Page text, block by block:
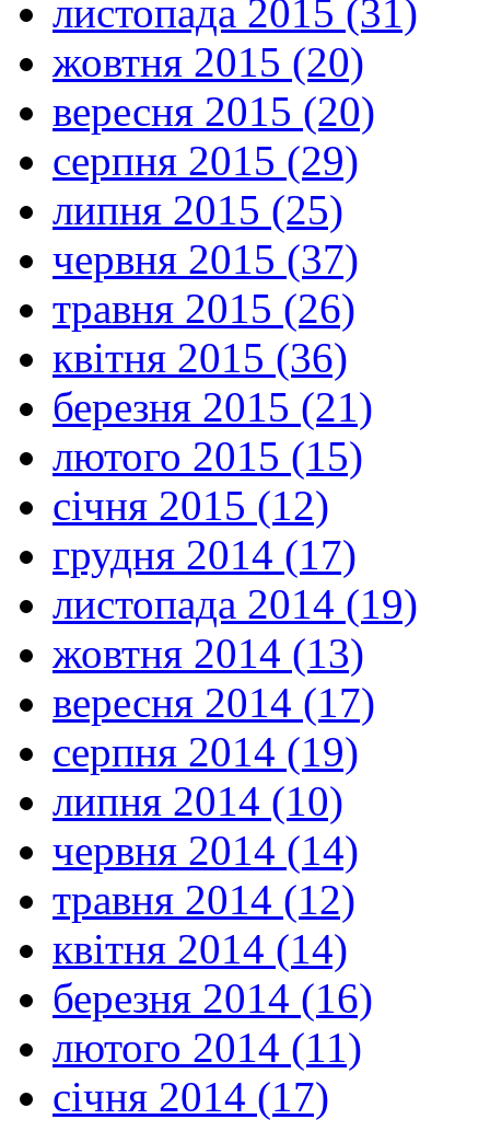
листопада 2015 (31)
жовтня 2015 (20)
вересня 2015 (20)
серпня 2015 (29)
липня 2015 (25)
червня 2015 (37)
травня 2015 (26)
квітня 2015 (36)
березня 2015 (21)
лютого 2015 (15)
січня 2015 (12)
грудня 2014 (17)
листопада 2014 (19)
жовтня 2014 (13)
вересня 2014 (17)
серпня 2014 (19)
липня 2014 (10)
червня 2014 (14)
травня 2014 (12)
квітня 2014 (14)
березня 2014 (16)
лютого 2014 (11)
січня 2014 (17)